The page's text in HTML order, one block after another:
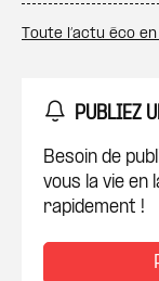
Toute l’actu éco
PUBLIEZ
Besoin de
vous la vie en
rapidement !